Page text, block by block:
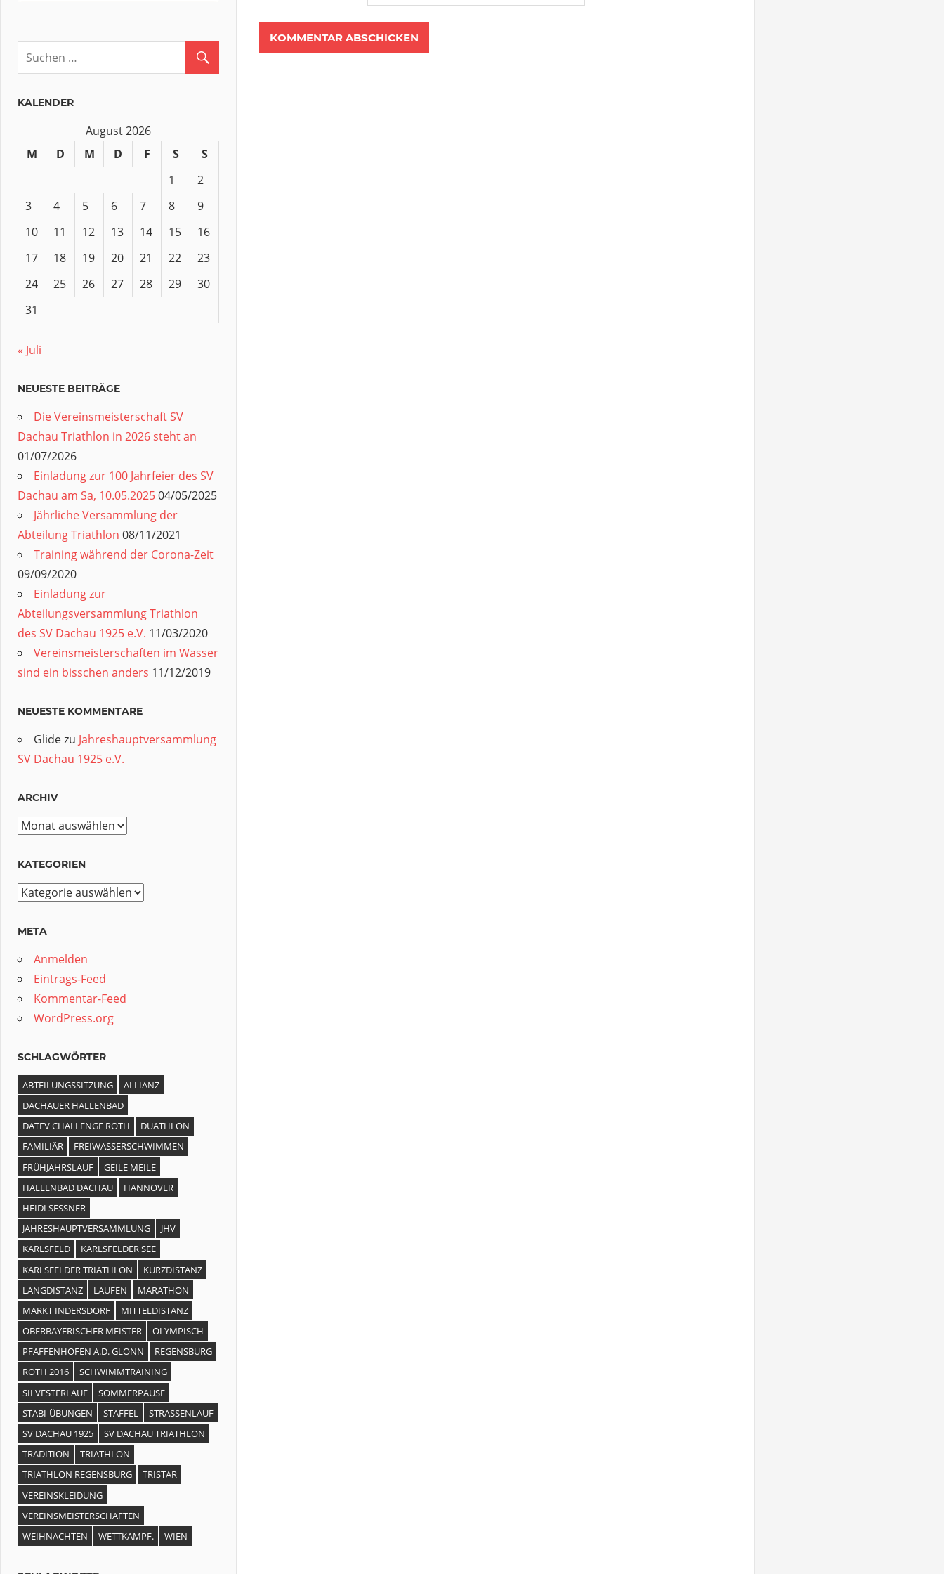
KALENDER
August 2026
M
D M D F S
S
1
2
3
4 5 6 7 8
9
10
11 12 13 14 15
16
17
18 19 20 21 22
23
24
25 26 27 28 29
30
31
« Juli
NEUESTE BEITRÄGE
Die Vereinsmeisterschaft SV
Dachau Triathlon in 2026 steht an
01/07/2026
Einladung zur 100 Jahrfeier des SV
Dachau am Sa, 10.05.202504/05/2025
Jährliche Versammlung der
Abteilung Triathlon 08/11/2021
Training während der Corona-Zeit
09/09/2020
Einladung zur
Abteilungsversammlung Triathlon
des SV Dachau 1925 e.V. 11/03/2020
Vereinsmeisterschaften im Wasser
sind ein bisschen anders 11/12/2019
NEUESTE KOMMENTARE
Glidezu Jahreshauptversammlung
SV Dachau 1925 e.V.
ARCHIV
Archiv
KATEGORIEN
Kategorien
META
Anmelden
Eintrags-Feed
Kommentar-Feed
WordPress.org
SCHLAGWÖRTER
ABTEILUNGSSITZUNG
ALLIANZ
DACHAUER HALLENBAD
DATEV CHALLENGE ROTH
DUATHLON
FAMILIÄR
FREIWASSERSCHWIMMEN
FRÜHJAHRSLAUF
GEILE MEILE
HALLENBAD DACHAU
HANNOVER
HEIDI SESSNER
JAHRESHAUPTVERSAMMLUNG
JHV
KARLSFELD
KARLSFELDER SEE
KARLSFELDER TRIATHLON
KURZDISTANZ
LANGDISTANZ
LAUFEN
MARATHON
MARKT INDERSDORF
MITTELDISTANZ
OBERBAYERISCHER MEISTER
OLYMPISCH
PFAFFENHOFEN A.D. GLONN
REGENSBURG
ROTH 2016
SCHWIMMTRAINING
SILVESTERLAUF
SOMMERPAUSE
STABI-ÜBUNGEN
STAFFEL
STRASSENLAUF
SV DACHAU 1925
SV DACHAU TRIATHLON
TRADITION
TRIATHLON
TRIATHLON REGENSBURG
TRISTAR
VEREINSKLEIDUNG
VEREINSMEISTERSCHAFTEN
WEIHNACHTEN
WETTKAMPF. WIEN